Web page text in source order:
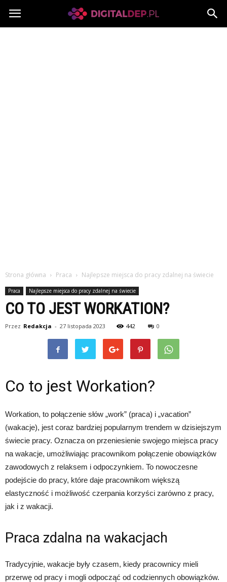
Digitaldep.pl
Strona główna Praca Najlepsze miejsca do pracy zdalnej na świecie
Praca Najlepsze miejsca do pracy zdalnej na świecie
CO TO JEST WORKATION?
Przez Redakcja - 27 listopada 2023 442 0
Co to jest Workation?
Workation, to połączenie słów „work” (praca) i „vacation”
(wakacje), jest coraz bardziej popularnym trendem w dzisiejszym
świecie pracy. Oznacza on przeniesienie swojego miejsca pracy
na wakacje, umożliwiając pracownikom połączenie obowiązków
zawodowych z relaksem i odpoczynkiem. To nowoczesne
podejście do pracy, które daje pracownikom większą
elastyczność i możliwość czerpania korzyści zarówno z pracy,
jak i z wakacji.
Praca zdalna na wakacjach
Tradycyjnie, wakacje były czasem, kiedy pracownicy mieli
przerwę od pracy i mogli odpocząć od codziennych obowiązków.